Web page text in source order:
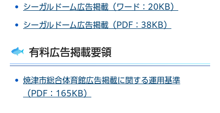
シーガルドーム広告掲載（ワード：20KB）
シーガルドーム広告掲載（PDF：38KB）
有料広告掲載要領
焼津市総合体育館広告掲載に関する運用基準
（PDF：165KB）